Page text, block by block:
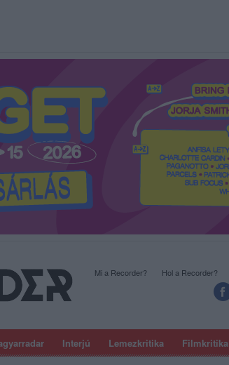
Interjú Lemezkritika Filmkritika
Mi a Recorder? Hol a Recorder?